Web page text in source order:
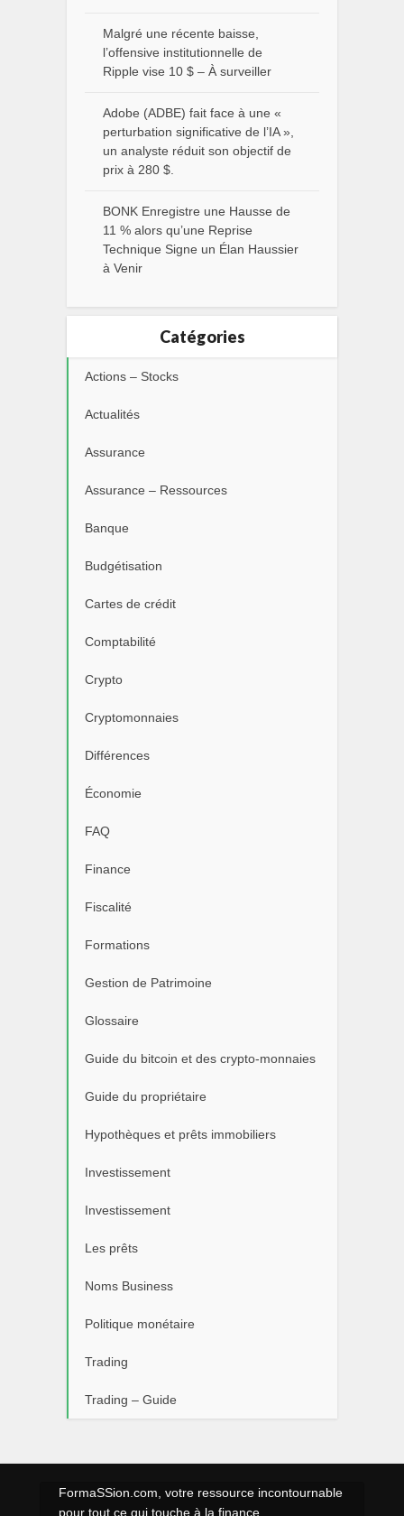
Malgré une récente baisse,
l’offensive institutionnelle de
Ripple vise 10 $ – À surveiller
Adobe (ADBE) fait face à une «
perturbation significative de l’IA »,
un analyste réduit son objectif de
prix à 280 $.
BONK Enregistre une Hausse de
11 % alors qu’une Reprise
Technique Signe un Élan Haussier
à Venir
Catégories
Actions – Stocks
Actualités
Assurance
Assurance – Ressources
Banque
Budgétisation
Cartes de crédit
Comptabilité
Crypto
Cryptomonnaies
Différences
Économie
FAQ
Finance
Fiscalité
Formations
Gestion de Patrimoine
Glossaire
Guide du bitcoin et des crypto-monnaies
Guide du propriétaire
Hypothèques et prêts immobiliers
Investissement
Investissement
Les prêts
Noms Business
Politique monétaire
Trading
Trading – Guide
FormaSSion.com, votre ressource incontournable
pour tout ce qui touche à la finance,